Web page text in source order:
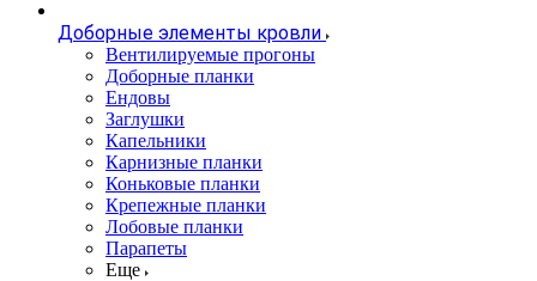
Доборные элементы кровли
Вентилируемые прогоны
Доборные планки
Ендовы
Заглушки
Капельники
Карнизные планки
Коньковые планки
Крепежные планки
Лобовые планки
Парапеты
Еще